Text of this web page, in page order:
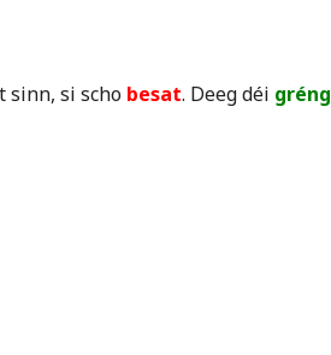
sinn, si scho besat. Deeg déi gréng